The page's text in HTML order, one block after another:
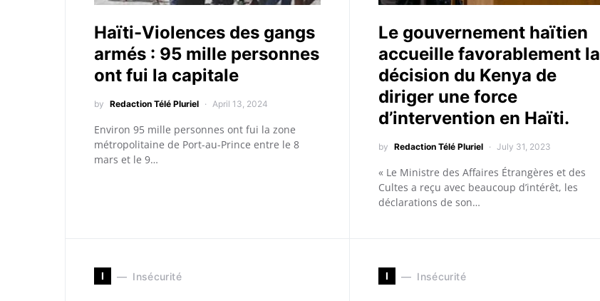
Haïti-Violences des gangs
armés : 95 mille personnes
ont fui la capitale
by Redaction Télé Pluriel April 13, 2024
Environ 95 mille personnes ont fui la zone
métropolitaine de Port-au-Prince entre le 8
mars et le 9…
Le gouvernement haïtien
accueille favorablement la
décision du Kenya de
diriger une force
d’intervention en Haïti.
by Redaction Télé Pluriel July 31, 2023
« Le Ministre des Affaires Étrangères et des
Cultes a reçu avec beaucoup d’intérêt, les
déclarations de son…
I Insécurité I Insécurité